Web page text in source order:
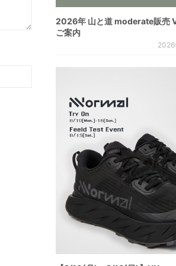
2026年 山と道 moderate販売
ご案内
2026